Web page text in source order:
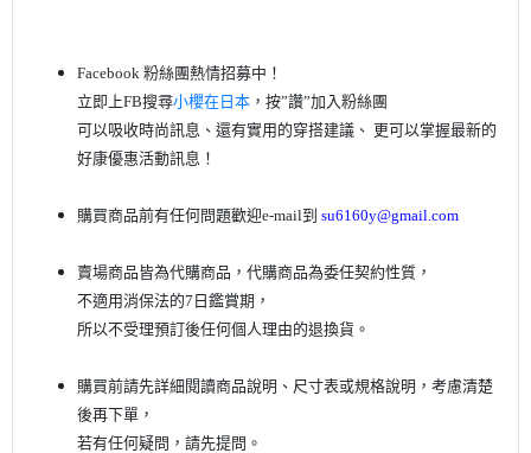
Facebook 粉絲團熱情招募中！
立即上FB搜尋小櫻在日本 ，按”讚”加入粉絲團
可以吸收時尚訊息、還有實用的穿搭建議、 更可以掌握最新的
好康優惠活動訊息 ！
購買商品前有任何問題歡迎e-mail到 su6160y@gmail.com
賣場商品皆為代購商品，代購商品為委任契約性質，
不適用消保法的7日鑑賞期，
所以不受理預訂後任何個人理由的退換貨。
購買前請先詳細閱讀商品說明、尺寸表或規格說明，考慮清楚
後再下單 ，
若有任何疑問，請先提問。